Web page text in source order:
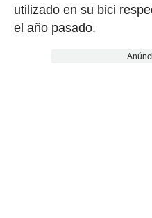
utilizado en su bici
el año pasado.